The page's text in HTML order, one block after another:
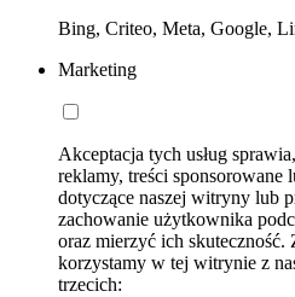
Bing, Criteo, Meta, Google,
Marketing
Akceptacja tych usług
reklamy, treści sponsorowane
dotyczące naszej witryny lub
zachowanie użytkownika
oraz mierzyć ich
korzystamy w tej witrynie z
trzecich: